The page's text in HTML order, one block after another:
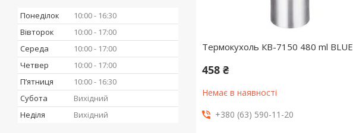
Термокухоль КB-7150 480 ml BLUE
458 ₴
Немає в наявності
+380 (63) 590-11-20
Понеділок 10:00
16:30
Вівторок
10:00
17:00
Середа
10:00
17:00
Четвер
10:00
17:00
Пʼятниця
10:00
16:30
Субота
Вихідний
Неділя
Вихідний